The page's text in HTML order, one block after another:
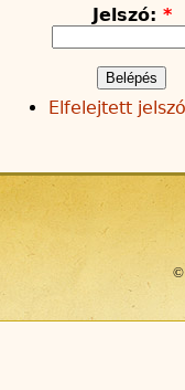
Jelszó: *
Elfelejtett jelszó
©